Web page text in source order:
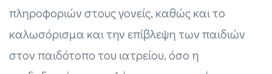
πληροφοριών στους γονείς, καθώς και το
καλωσόρισμα και την επίβλεψη των παιδιών
στον παιδότοπο του ιατρείου, όσο η